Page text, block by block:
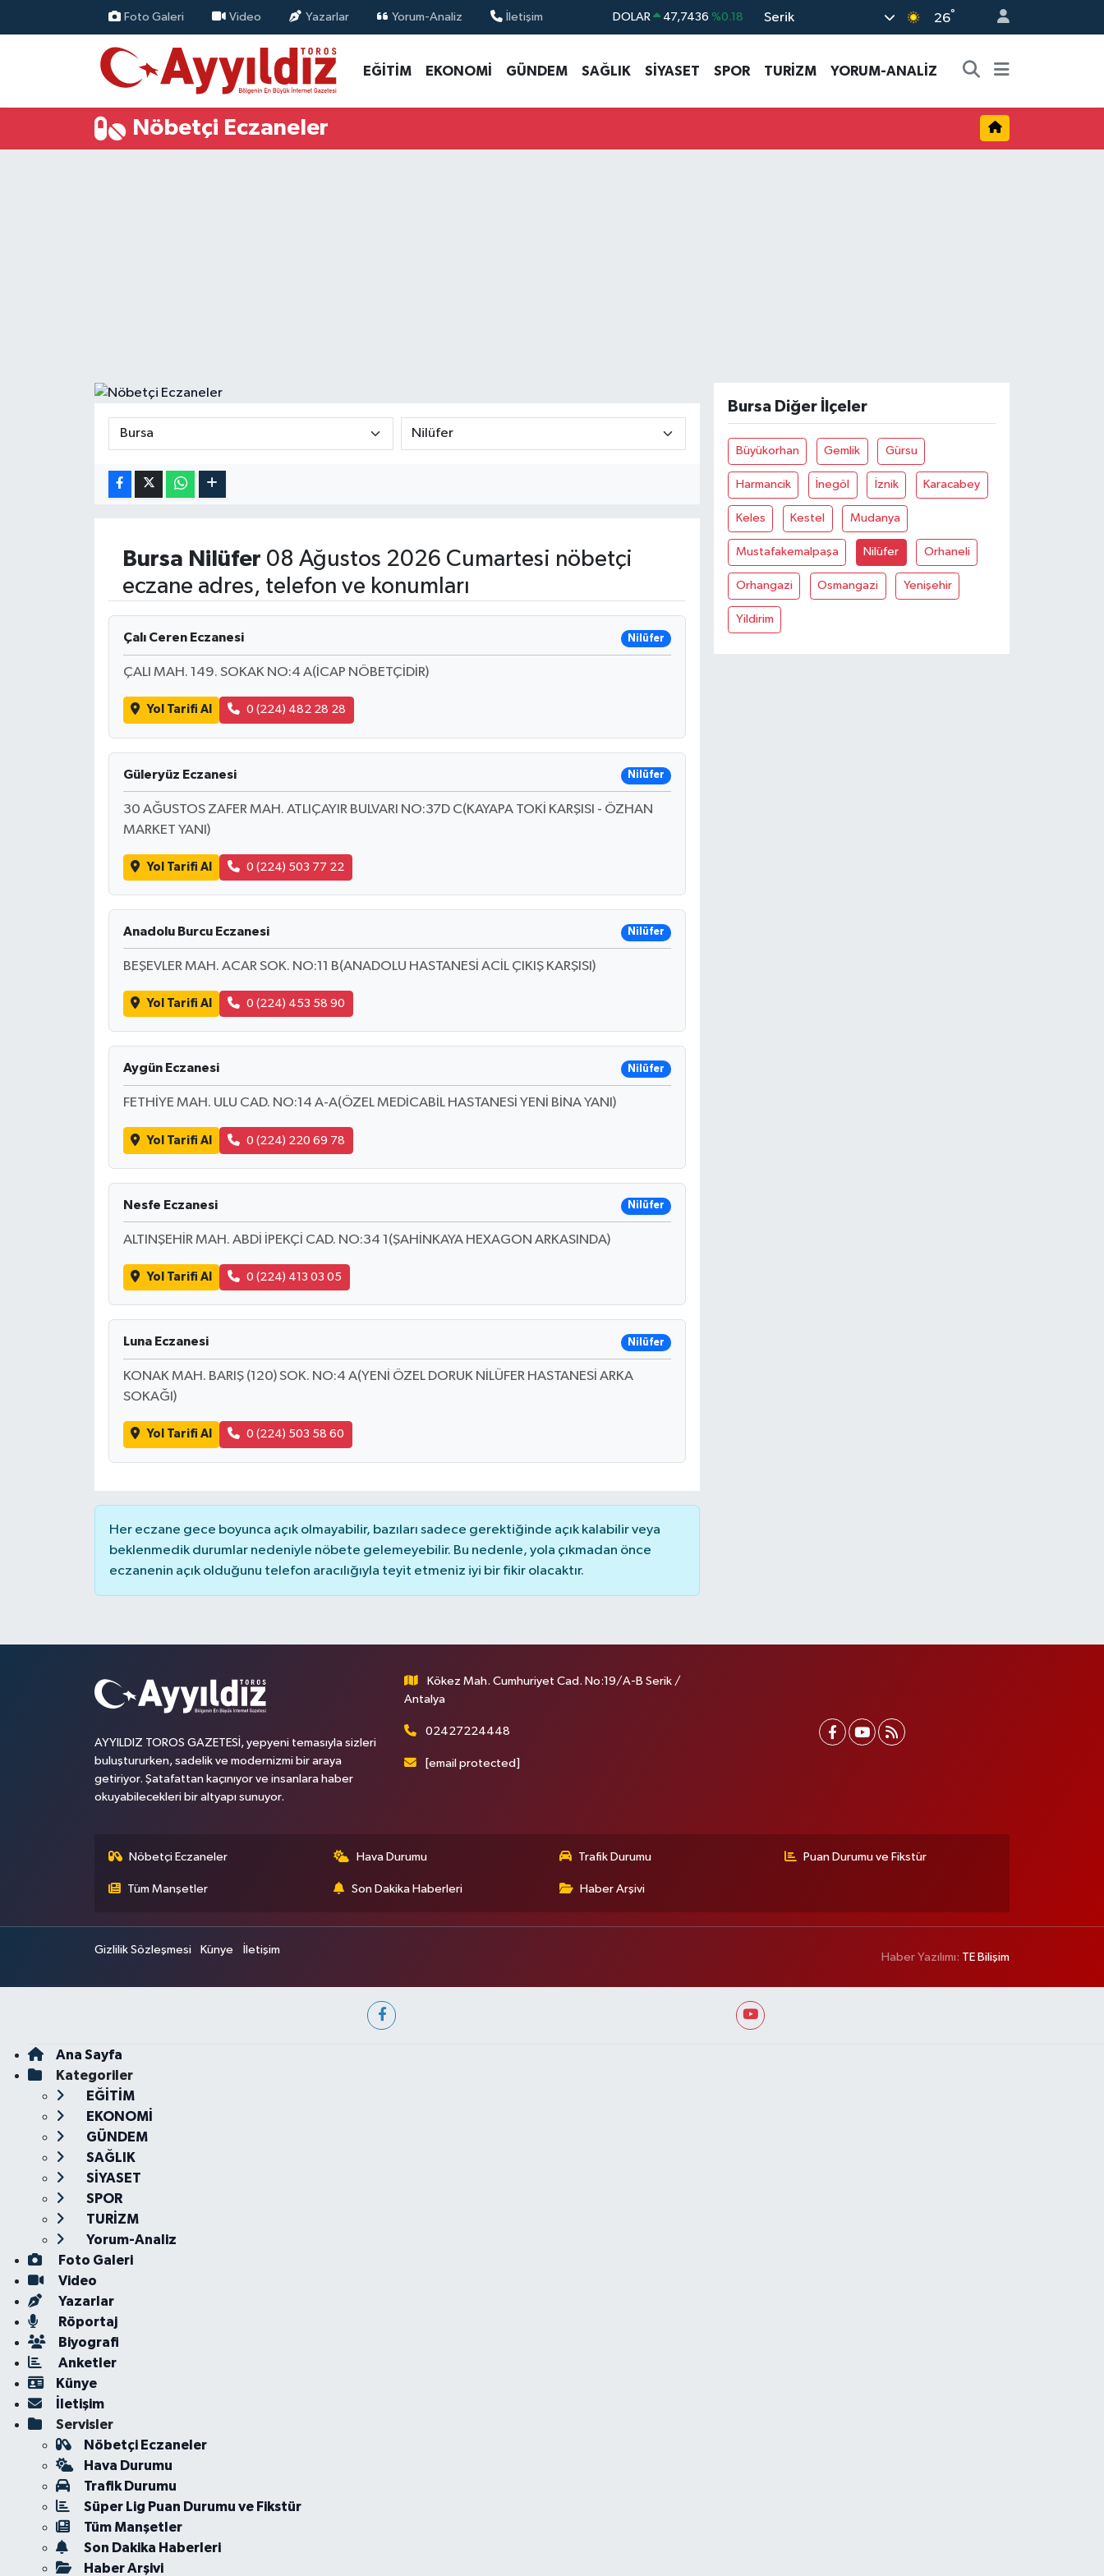
Foto Galeri Video Yazarlar Yorum-Analiz İletişim DOLAR 47,7436 %0.18
STERLİN 64,4811 %0.38
GRAM ALTIN 6660.55 %0.03
Serik 26°
EĞİTİM EKONOMİ GÜNDEM SAĞLIK SİYASET SPOR TURİZM YORUM-ANALİZ
Nöbetçi Eczaneler
Bursa Nilüfer 08 Ağustos 2026 Cumartesi nöbetçi
eczane adres, telefon ve konumları
Çalı Ceren Eczanesi Nilüfer
ÇALI MAH. 149. SOKAK NO:4 A(İCAP NÖBETÇİDİR)
Yol Tarifi Al 0 (224) 482 28 28
Güleryüz Eczanesi Nilüfer
30 AĞUSTOS ZAFER MAH. ATLIÇAYIR BULVARI NO:37D C(KAYAPA TOKİ KARŞISI - ÖZHAN
MARKET YANI)
Yol Tarifi Al 0 (224) 503 77 22
Anadolu Burcu Eczanesi Nilüfer
BEŞEVLER MAH. ACAR SOK. NO:11 B(ANADOLU HASTANESİ ACİL ÇIKIŞ KARŞISI)
Yol Tarifi Al 0 (224) 453 58 90
Aygün Eczanesi Nilüfer
FETHİYE MAH. ULU CAD. NO:14 A-A(ÖZEL MEDİCABİL HASTANESİ YENİ BİNA YANI)
Yol Tarifi Al 0 (224) 220 69 78
Nesfe Eczanesi Nilüfer
ALTINŞEHİR MAH. ABDİ İPEKÇİ CAD. NO:34 1(ŞAHİNKAYA HEXAGON ARKASINDA)
Yol Tarifi Al 0 (224) 413 03 05
Luna Eczanesi Nilüfer
KONAK MAH. BARIŞ (120) SOK. NO:4 A(YENİ ÖZEL DORUK NİLÜFER HASTANESİ ARKA
SOKAĞI)
Yol Tarifi Al 0 (224) 503 58 60
Her eczane gece boyunca açık olmayabilir, bazıları sadece gerektiğinde açık kalabilir veya
beklenmedik durumlar nedeniyle nöbete gelemeyebilir. Bu nedenle, yola çıkmadan önce
eczanenin açık olduğunu telefon aracılığıyla teyit etmeniz iyi bir fikir olacaktır.
Bursa Diğer İlçeler
Büyükorhan Gemlik Gürsu
Harmancik İnegöl İznik Karacabey
Keles Kestel Mudanya
Mustafakemalpaşa Nilüfer Orhaneli
Orhangazi Osmangazi Yenişehir
Yildirim
AYYILDIZ TOROS GAZETESİ, yepyeni temasıyla sizleri
buluştururken, sadelik ve modernizmi bir araya
getiriyor. Şatafattan kaçınıyor ve insanlara haber
okuyabilecekleri bir altyapı sunuyor.
Kökez Mah. Cumhuriyet Cad. No:19/A-B Serik /
Antalya
02427224448
[email protected]
Nöbetçi Eczaneler Hava Durumu Trafik Durumu Puan Durumu ve Fikstür
Tüm Manşetler Son Dakika Haberleri Haber Arşivi
Gizlilik Sözleşmesi Künye İletişim
Haber Yazılımı: TE Bilişim
Ana Sayfa
Kategoriler
EĞİTİM
EKONOMİ
GÜNDEM
SAĞLIK
SİYASET
SPOR
TURİZM
Yorum-Analiz
Foto Galeri
Video
Yazarlar
Röportaj
Biyografi
Anketler
Künye
İletişim
Servisler
Nöbetçi Eczaneler
Hava Durumu
Trafik Durumu
Süper Lig Puan Durumu ve Fikstür
Tüm Manşetler
Son Dakika Haberleri
Haber Arşivi